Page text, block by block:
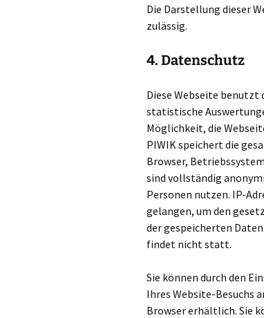
Die Darstellung dieser
zulässig.
4. Datenschutz
Diese Webseite benutzt
statistische
Möglichkeit, die
PIWIK speichert die
Browser,
sind vollständig
Personen nutzen. IP-
gelangen, um den
der gespeicherten
findet nicht statt.
Sie können durch den
Ihres Website-Besuchs
Browser erhältlich. Sie